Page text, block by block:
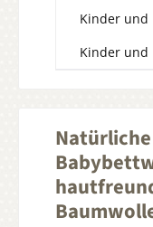
Kinder und
Kinder und